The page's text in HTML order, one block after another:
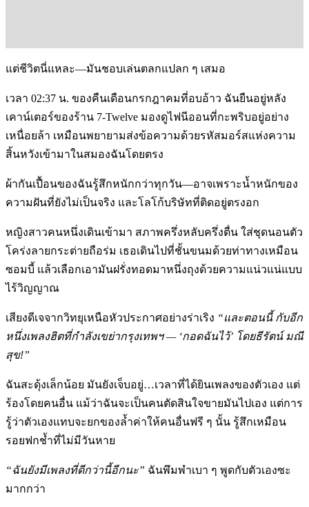
แต่ชีวิตนี่แหละ—มันชอบเล่นตลกแปลก ๆ เสมอ
เวลา 02:37 น. ของคืนเดือนกรกฎาคมที่อบอ้าว ฉันยืนอยู่หลัง
เคาน์เตอร์ของร้าน 7-Twelve มองดูไฟนีออนที่กะพริบอยู่อย่าง
เหนื่อยล้า เหมือนพยายามส่งข้อความด้วยรหัสมอร์สแห่งความ
สิ้นหวังเข้ามาในสมองฉันโดยตรง
ผ้ากันเปื้อนของฉันรู้สึกหนักกว่าทุกวัน—อาจเพราะน้ำหนักของ
ความฝันที่ยังไม่เป็นจริง และโลโก้บริษัทที่ติดอยู่ตรงอก
หญิงสาวคนหนึ่งเดินเข้ามา สภาพครึ่งหลับครึ่งตื่น ใส่ชุดนอนตัว
โคร่งลายกระต่ายถือร่ม เธอเดินไปที่ชั้นขนมด้วยท่าทางเหมือน
ซอมบี้ แล้วเลือกเอามันฝรั่งทอดมาหนึ่งถุงด้วยความแน่วแน่แบบ
ไร้วิญญาณ
เสียงดีเจจากวิทยุเหนือหัวประกาศอย่างร่าเริง “และตอนนี้ กับอีก
หนึ่งเพลงฮิตที่กำลังเขย่ากรุงเทพฯ — ‘กอดฉันไว้’ โดยธีรัตน์ มณี
สุข!”
ฉันสะดุ้งเล็กน้อย มันยังเจ็บอยู่…เวลาที่ได้ยินเพลงของตัวเอง แต่
ร้องโดยคนอื่น แม้ว่าฉันจะเป็นคนตัดสินใจขายมันไปเอง แต่การ
รู้ว่าตัวเองแทบจะยกของล้ำค่าให้คนอื่นฟรี ๆ นั้น รู้สึกเหมือน
รอยฟกช้ำที่ไม่มีวันหาย
“ฉันยังมีเพลงที่ดีกว่านี้อีกนะ” ฉันพึมพำเบา ๆ พูดกับตัวเองซะ
มากกว่า